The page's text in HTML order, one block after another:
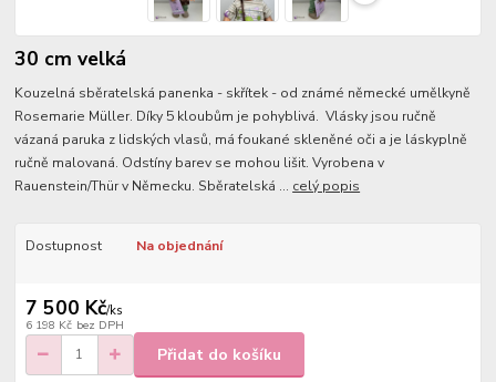
30 cm velká
Kouzelná sběratelská panenka - skřítek - od známé německé umělkyně
Rosemarie Müller. Díky 5 kloubům je pohyblivá. Vlásky jsou ručně
vázaná paruka z lidských vlasů, má foukané skleněné oči a je láskyplně
ručně malovaná. Odstíny barev se mohou lišit. Vyrobena v
Rauenstein/Thür v Německu. Sběratelská ... celý popis
Dostupnost Na objednání
7 500 Kč/ks
6 198 Kč bez DPH
Přidat do košíku